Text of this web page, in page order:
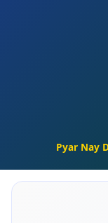
Pyar Nay